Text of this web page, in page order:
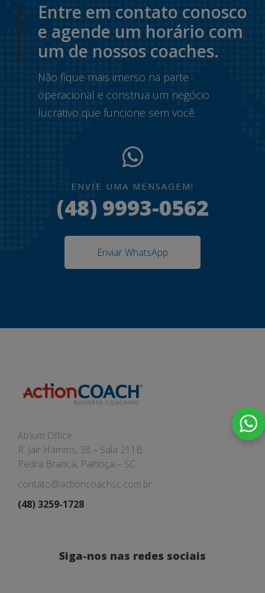
Entre em contato conosco
e agende um horário com
um de nossos coaches.
Não fique mais imerso na parte
operacional e construa um negócio
lucrativo que funcione sem você.
ENVIE UMA MENSAGEM!
(48) 9993-0562
Enviar WhatsApp
Atrium Office
R. Jair Hamms, 38 – Sala 211B
Pedra Branca, Palhoça – SC
contato@actioncoachsc.com.br
(48) 3259-1728
Siga-nos nas redes sociais